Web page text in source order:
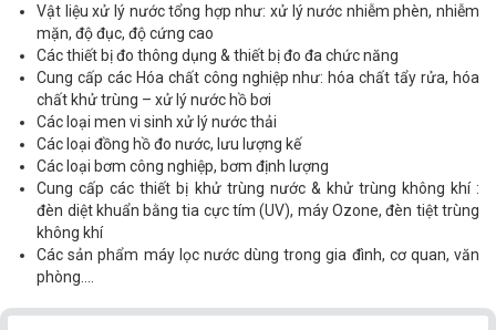
Vật liệu xử lý nước tổng hợp như: xử lý nước nhiễm phèn, nhiễm
mặn, độ đục, độ cứng cao
Các thiết bị đo thông dụng & thiết bị đo đa chức năng
Cung cấp các Hóa chất công nghiệp như: hóa chất tẩy rửa, hóa
chất khử trùng – xử lý nước hồ bơi
Các loại men vi sinh xử lý nước thải
Các loại đồng hồ đo nước, lưu lượng kế
Các loại bơm công nghiệp, bơm định lượng
Cung cấp các thiết bị khử trùng nước & khử trùng không khí :
đèn diệt khuẩn bằng tia cực tím (UV), máy Ozone, đèn tiệt trùng
không khí
Các sản phẩm máy lọc nước dùng trong gia đình, cơ quan, văn
phòng….